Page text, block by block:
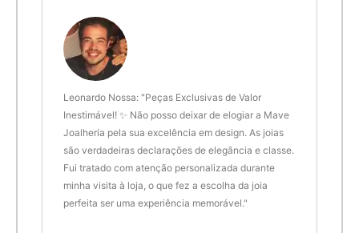
Leonardo Nossa: "Peças Exclusivas de Valor
Inestimável! ✨ Não posso deixar de elogiar a Mave
Joalheria pela sua excelência em design. As joias
são verdadeiras declarações de elegância e classe.
Fui tratado com atenção personalizada durante
minha visita à loja, o que fez a escolha da joia
perfeita ser uma experiência memorável."